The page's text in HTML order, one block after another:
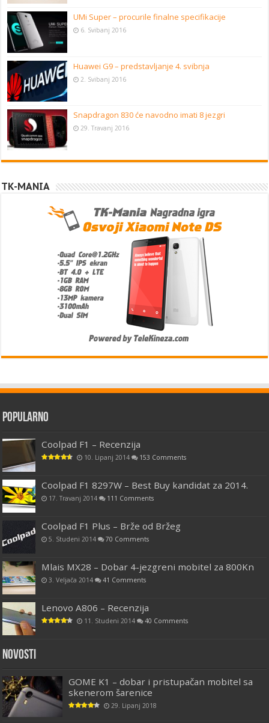
UMi Super – procurile finalne specifikacije
6. Svibanj 2016
Huawei G9 – predstavljanje 4. svibnja
2. Svibanj 2016
Snapdragon 830 će navodno imati 8 jezgri
29. Travanj 2016
TK-MANIA
Popularno
Coolpad F1 – Recenzija
10. Lipanj 2014 153 Comments
Coolpad F1 8297W – Best Buy kandidat za 2014.
17. Travanj 2014 111 Comments
Coolpad F1 Plus – Brže od Bržeg
5. Studeni 2014 70 Comments
Mlais MX28 – Dobar 4-jezgreni mobitel za 800Kn
3. Veljača 2014 41 Comments
Lenovo A806 – Recenzija
11. Studeni 2014 40 Comments
Novosti
GOME K1 – dobar i pristupačan mobitel sa
skenerom šarenice
29. Lipanj 2018